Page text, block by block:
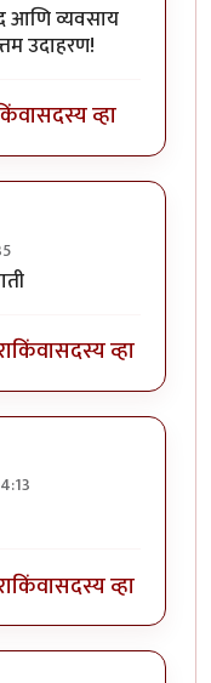
आणि व्यवसाय
उदाहरण!
सदस्य व्हा
किंवासदस्य व्हा
किंवासदस्य व्हा